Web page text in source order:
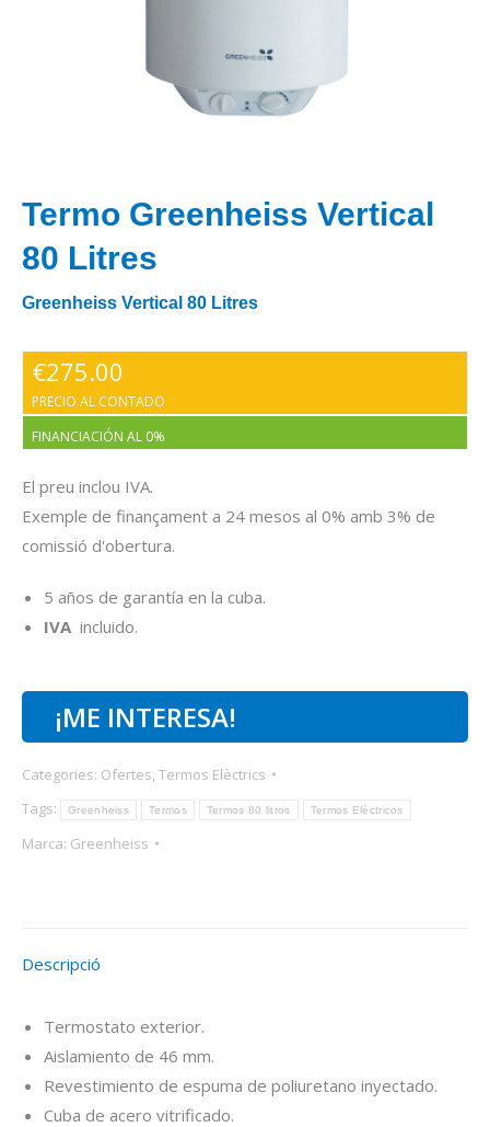
Termo Greenheiss Vertical
80 Litres
Greenheiss Vertical 80 Litres
€275.00
PRECIO AL CONTADO
FINANCIACIÓN AL 0%
El preu inclou IVA.
Exemple de finançament a 24 mesos al 0% amb 3% de
comissió d'obertura.
5 años de garantía en la cuba.
IVA incluido.
¡ME INTERESA!
Categories: Ofertes Termos Elèctrics
Tags:
Greenheiss Termos Termos 80 litros Termos Eléctricos
Marca: Greenheiss
Descripció
Termostato exterior.
Aislamiento de 46 mm.
Revestimiento de espuma de poliuretano inyectado.
Cuba de acero vitrificado.